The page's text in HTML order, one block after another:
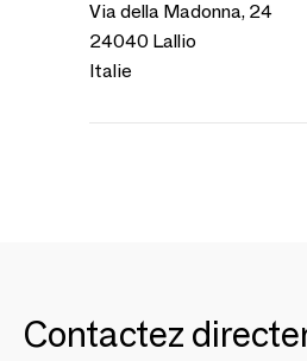
Via della Madonna, 24
24040 Lallio
Italie
Contactez